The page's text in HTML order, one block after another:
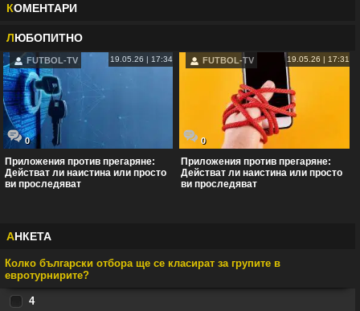
КОМЕНТАРИ
ЛЮБОПИТНО
FUTBOL-TV 19.05.26 | 17:34
0
Приложения против прегаряне:
Действат ли наистина или просто
ви проследяват
FUTBOL-TV 19.05.26 | 17:31
0
Приложения против прегаряне:
Действат ли наистина или просто
ви проследяват
АНКЕТА
Колко български отбора ще се класират за групите в
евротурнирите?
4